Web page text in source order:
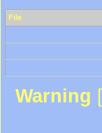
File
Warning